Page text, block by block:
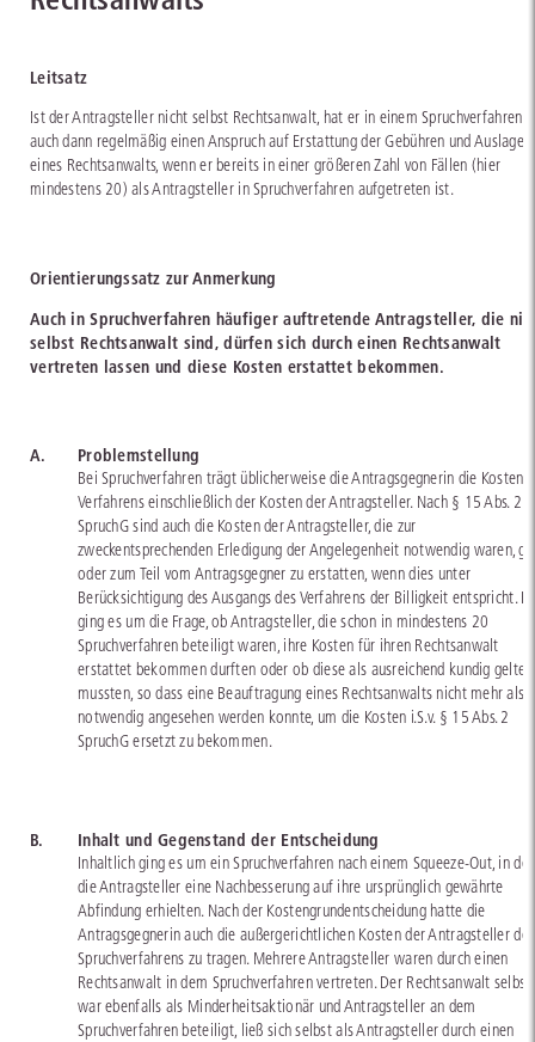
Leitsatz
Ist der Antragsteller nicht selbst Rechtsanwalt, hat er in einem Spruchverfahren
auch dann regelmäßig einen Anspruch auf Erstattung der Gebühren und Auslagen
eines Rechtsanwalts, wenn er bereits in einer größeren Zahl von Fällen (hier
mindestens 20) als Antragsteller in Spruchverfahren aufgetreten ist.
Orientierungssatz zur Anmerkung
Auch in Spruchverfahren häufiger auftretende Antragsteller, die
selbst Rechtsanwalt sind, dürfen sich durch einen Rechtsanwalt
vertreten lassen und diese Kosten erstattet bekommen.
A. Problemstellung
Bei Spruchverfahren trägt üblicherweise die Antragsgegnerin die Kosten
Verfahrens einschließlich der Kosten der Antragsteller. Nach § 15 Abs. 2
SpruchG sind auch die Kosten der Antragsteller, die zur
zweckentsprechenden Erledigung der Angelegenheit notwendig waren,
oder zum Teil vom Antragsgegner zu erstatten, wenn dies unter
Berücksichtigung des Ausgangs des Verfahrens der Billigkeit entspricht.
ging es um die Frage, ob Antragsteller, die schon in mindestens 20
Spruchverfahren beteiligt waren, ihre Kosten für ihren Rechtsanwalt
erstattet bekommen durften oder ob diese als ausreichend kundig gelten
mussten, so dass eine Beauftragung eines Rechtsanwalts nicht mehr als
notwendig angesehen werden konnte, um die Kosten i.S.v. § 15 Abs. 2
SpruchG ersetzt zu bekommen.
B. Inhalt und Gegenstand der Entscheidung
Inhaltlich ging es um ein Spruchverfahren nach einem Squeeze-Out, in
die Antragsteller eine Nachbesserung auf ihre ursprünglich gewährte
Abfindung erhielten. Nach der Kostengrundentscheidung hatte die
Antragsgegnerin auch die außergerichtlichen Kosten der Antragsteller des
Spruchverfahrens zu tragen. Mehrere Antragsteller waren durch einen
Rechtsanwalt in dem Spruchverfahren vertreten. Der Rechtsanwalt selbst
war ebenfalls als Minderheitsaktionär und Antragsteller an dem
Spruchverfahren beteiligt, ließ sich selbst als Antragsteller durch einen